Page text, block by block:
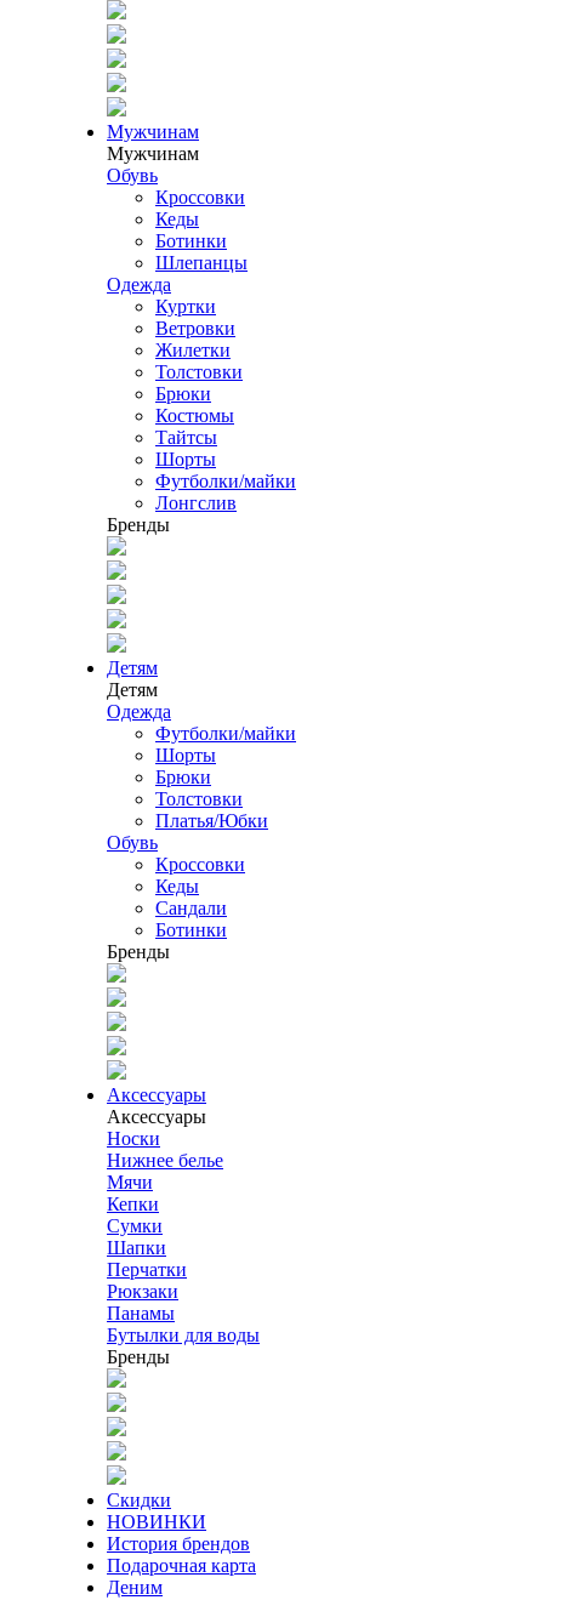
Мужчинам
Мужчинам
Обувь
Кроссовки
Кеды
Ботинки
Шлепанцы
Одежда
Куртки
Ветровки
Жилетки
Толстовки
Брюки
Костюмы
Тайтсы
Шорты
Футболки/майки
Лонгслив
Бренды
Детям
Детям
Одежда
Футболки/майки
Шорты
Брюки
Толстовки
Платья/Юбки
Обувь
Кроссовки
Кеды
Сандали
Ботинки
Бренды
Аксессуары
Аксессуары
Носки
Нижнее белье
Мячи
Кепки
Сумки
Шапки
Перчатки
Рюкзаки
Панамы
Бутылки для воды
Бренды
Скидки
НОВИНКИ
История брендов
Подарочная карта
Деним